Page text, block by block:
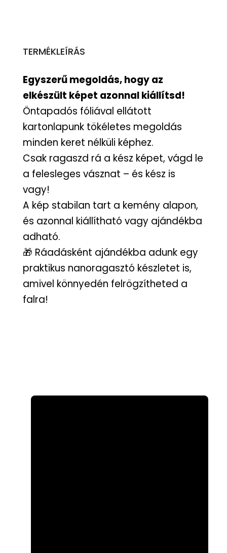
TERMÉKLEÍRÁS
Egyszerű megoldás, hogy az
elkészült képet azonnal kiállítsd!
Öntapadós fóliával ellátott
kartonlapunk tökéletes megoldás
minden keret nélküli képhez.
Csak ragaszd rá a kész képet, vágd le
a felesleges vásznat – és kész is
vagy!
A kép stabilan tart a kemény alapon,
és azonnal kiállítható vagy ajándékba
adható.
🎁 Ráadásként ajándékba adunk egy
praktikus nanoragasztó készletet is,
amivel könnyedén felrögzítheted a
falra!